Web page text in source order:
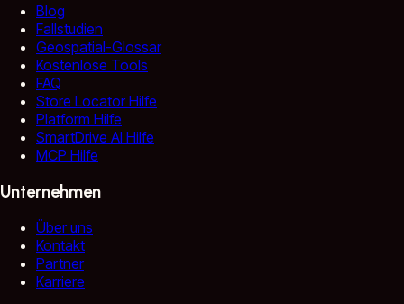
Blog
Fallstudien
Geospatial-Glossar
Kostenlose Tools
FAQ
Store Locator Hilfe
Platform Hilfe
SmartDrive AI Hilfe
MCP Hilfe
Unternehmen
Über uns
Kontakt
Partner
Karriere